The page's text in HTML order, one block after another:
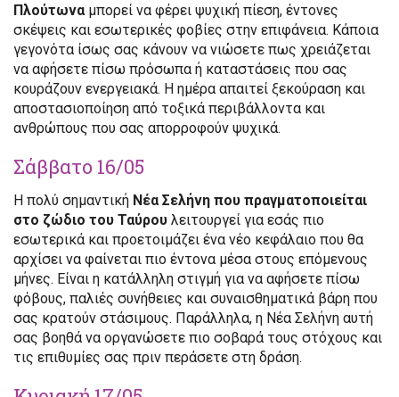
Πλούτωναμπορεί να φέρει ψυχική πίεση, έντονες
σκέψεις και εσωτερικές φοβίες στην επιφάνεια. Κάποια
γεγονότα ίσως σας κάνουν να νιώσετε πως χρειάζεται
να αφήσετε πίσω πρόσωπα ή καταστάσεις που σας
κουράζουν ενεργειακά. Η ημέρα απαιτεί ξεκούραση και
αποστασιοποίηση από τοξικά περιβάλλοντα και
ανθρώπους που σας απορροφούν ψυχικά.
Σάββατο 16/05
Η πολύ σημαντική Νέα Σελήνη που πραγματοποιείται
στο ζώδιο του Ταύρου λειτουργεί για εσάς πιο
εσωτερικά και προετοιμάζει ένα νέο κεφάλαιο που θα
αρχίσει να φαίνεται πιο έντονα μέσα στους επόμενους
μήνες. Είναι η κατάλληλη στιγμή για να αφήσετε πίσω
φόβους, παλιές συνήθειες και συναισθηματικά βάρη που
σας κρατούν στάσιμους. Παράλληλα, η Νέα Σελήνη αυτή
σας βοηθά να οργανώσετε πιο σοβαρά τους στόχους και
τις επιθυμίες σας πριν περάσετε στη δράση.